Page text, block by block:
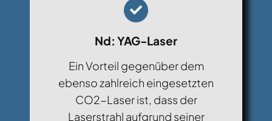
Nd: YAG-Laser
Ein Vorteil gegenüber dem
ebenso zahlreich eingesetzten
CO2-Laser ist, dass der
Laserstrahl aufgrund seiner